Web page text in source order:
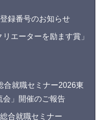
録番号のお知らせ
リエーターを励ます賞」
合就職セミナー2026東
会」開催のご報告
合就職セミナー